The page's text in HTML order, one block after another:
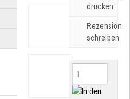
drucken
Rezension
schreiben